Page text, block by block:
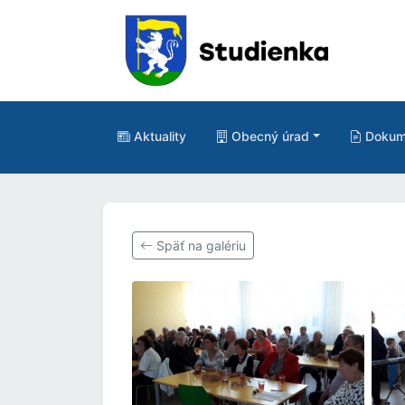
Aktuality Obecný úrad
Späť na galériu